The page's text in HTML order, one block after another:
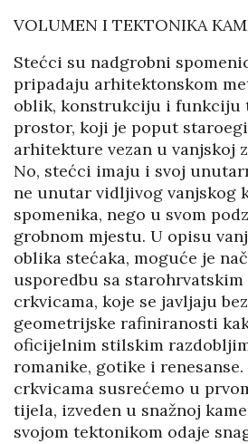
VOLUMEN I TEKTONIKA
Stećci su nadgrobni
pripadaju arhitektonskom
oblik, konstrukciju i funkciju
prostor, koji je poput
arhitekture vezan u vanjskoj
No, stećci imaju i svoj
ne unutar vidljivog vanjskog
spomenika, nego u svom
grobnom mjestu. U opisu
oblika stećaka, moguće je
usporedbu sa
crkvicama, koje se javljaju
geometrijske rafiniranosti
oficijelnim stilskim
romanike, gotike i
crkvicama susrećemo u
tijela, izveden u snažnoj
svojom tektonikom odaje